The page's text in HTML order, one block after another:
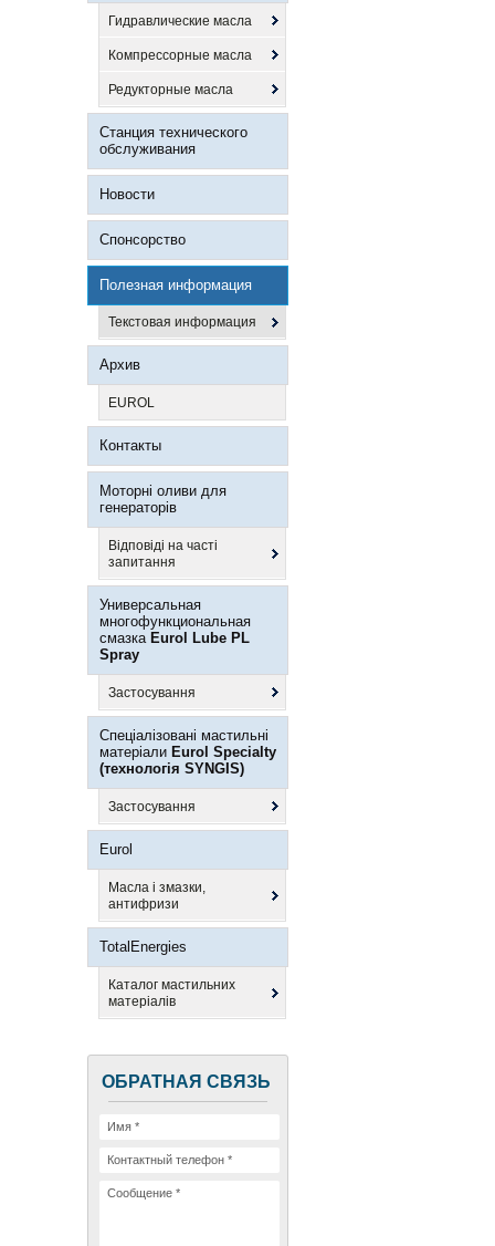
Гидравлические масла
Компрессорные масла
Редукторные масла
Станция технического
обслуживания
Новости
Спонсорство
Полезная информация
Текстовая информация
Архив
EUROL
Контакты
Моторні оливи для
генераторів
Відповіді на часті
запитання
Универсальная
многофункциональная
смазка Eurol Lube PL
Spray
Застосування
Спеціалізовані мастильні
матеріали Eurol Specialty
(технологія SYNGIS)
Застосування
Eurol
Масла і змазки,
антифризи
TotalEnergies
Каталог мастильних
матеріалів
ОБРАТНАЯ СВЯЗЬ